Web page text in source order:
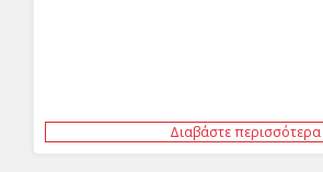
Διαβάστε περισσότερα